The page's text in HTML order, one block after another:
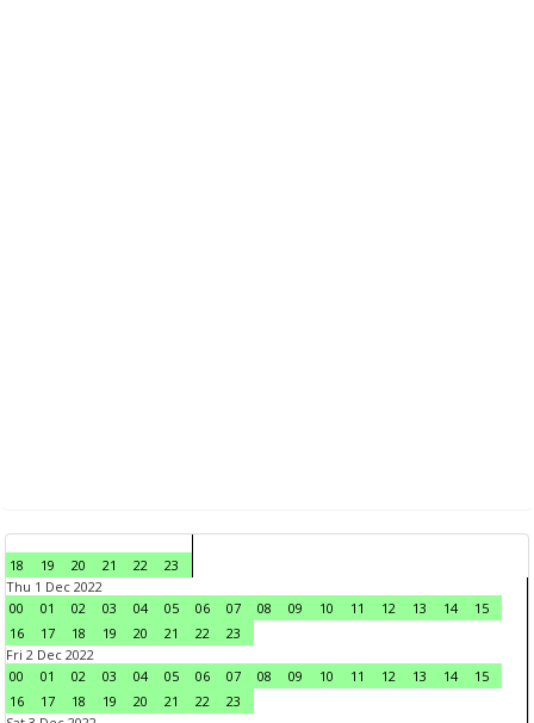
18 19 20 21 22
23
Thu 1 Dec 2022
00
01 02 03 04 05 06 07 08 09 10 11 12 13 14
15
16
17 18 19 20 21 22
23
Fri 2 Dec 2022
00
01 02 03 04 05 06 07 08 09 10 11 12 13 14
15
16
17 18 19 20 21 22
23